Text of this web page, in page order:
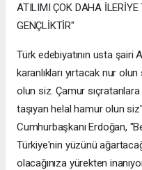
ATILIMI ÇOK DAHA
GENÇLİKTİR"
Türk edebiyatının usta şairi
karanlıkları yırtacak nur
olun siz. Çamur sıçratanlara
taşıyan helal hamur olun
Cumhurbaşkanı Erdoğan,
Türkiye'nin yüzünü
olacağınıza yürekten